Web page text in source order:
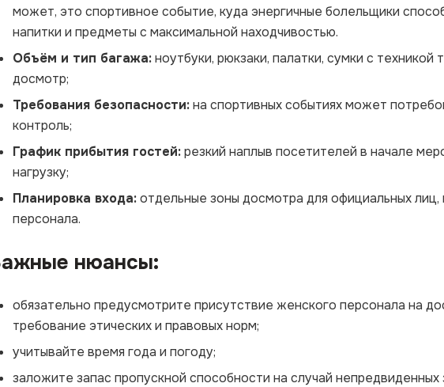
может, это спортивное событие, куда энергичные болельщики
напитки и предметы с максимальной находчивостью.
Объём и тип багажа:ноутбуки, рюкзаки, палатки, сумки с
досмотр;
Требования безопасности:на спортивных событиях может
контроль;
График прибытия гостей:резкий наплыв посетителей в начале
нагрузку;
Планировка входа:отдельные зоны досмотра для официальных лиц,
персонала.
нюансы:
обязательно предусмотрите присутствие женского персонала на
требование этических и правовых норм;
учитывайте время года и погоду;
заложите запас пропускной способности на случай